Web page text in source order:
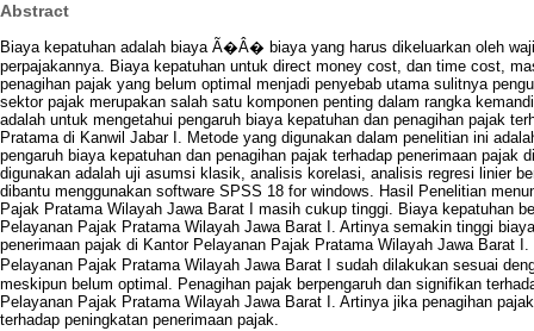
Abstract
Biaya kepatuhan adalah biaya Ã�Â� biaya yang harus dikeluarkan oleh
perpajakannya. Biaya kepatuhan untuk direct money cost, dan time cost,
penagihan pajak yang belum optimal menjadi penyebab utama sulitnya
sektor pajak merupakan salah satu komponen penting dalam rangka
adalah untuk mengetahui pengaruh biaya kepatuhan dan penagihan pajak
Pratama di Kanwil Jabar I. Metode yang digunakan dalam penelitian ini
pengaruh biaya kepatuhan dan penagihan pajak terhadap penerimaan
digunakan adalah uji asumsi klasik, analisis korelasi, analisis regresi linier
dibantu menggunakan software SPSS 18 for windows. Hasil Penelitian
Pajak Pratama Wilayah Jawa Barat I masih cukup tinggi. Biaya kepatuhan
Pelayanan Pajak Pratama Wilayah Jawa Barat I. Artinya semakin tinggi
penerimaan pajak di Kantor Pelayanan Pajak Pratama Wilayah Jawa Barat
Pelayanan Pajak Pratama Wilayah Jawa Barat I sudah dilakukan sesuai
meskipun belum optimal. Penagihan pajak berpengaruh dan signifikan
Pelayanan Pajak Pratama Wilayah Jawa Barat I. Artinya jika penagihan
terhadap peningkatan penerimaan pajak.